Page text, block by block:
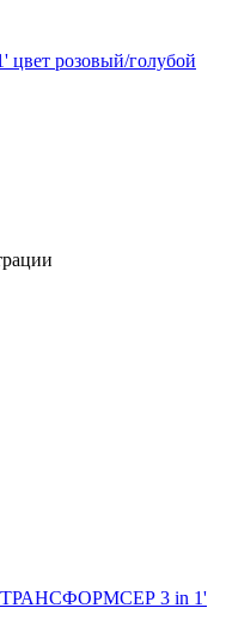
цвет розовый/голубой
'ТРАНСФОРМСЕР 3 in 1'